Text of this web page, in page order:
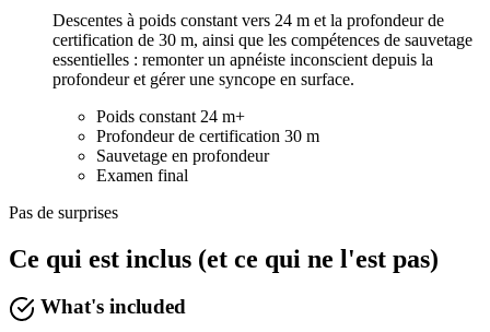
Descentes à poids constant vers 24 m et la profondeur de
certification de 30 m, ainsi que les compétences de sauvetage
essentielles : remonter un apnéiste inconscient depuis la
profondeur et gérer une syncope en surface.
Poids constant 24 m+
Profondeur de certification 30 m
Sauvetage en profondeur
Examen final
Pas de surprises
Ce qui est inclus (et ce qui ne l'est pas)
What's included